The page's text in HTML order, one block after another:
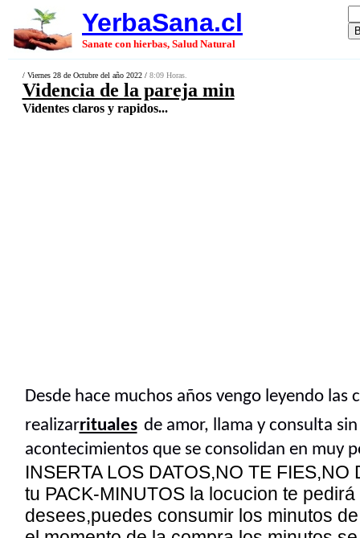
YerbaSana.cl
Sanate con hierbas, Salud Natural
/ Viernes 28 de Octubre del año 2022 / 8:09 Horas.
Videncia de la pareja min
Videntes claros y rapidos...
Desde hace muchos años vengo leyendo
realizarrituales de amor, llama y consulta
acontecimientos que se consolidan en muy
INSERTA LOS DATOS,NO TE
tu PACK-MINUTOS la locucion te
desees,puedes consumir los minutos